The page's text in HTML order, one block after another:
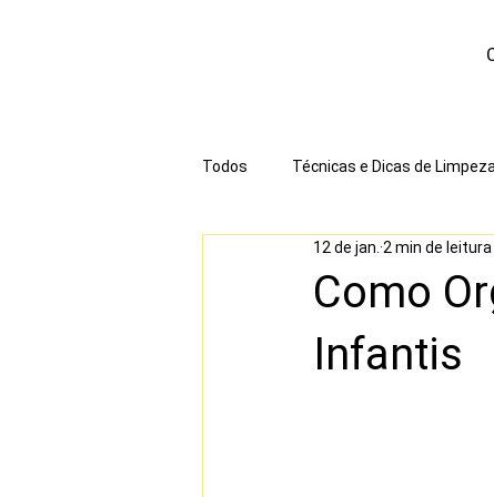
Todos Técnicas e Dicas de
Planejamento e Educação
Como
Infantis
12 de jan. 2 min de leitura